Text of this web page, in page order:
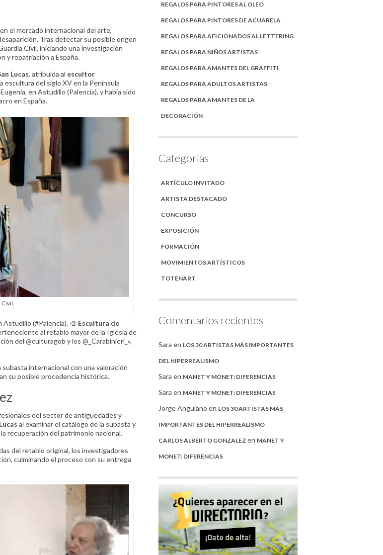
el mercado internacional del arte,
Tras detectar su posible origen
Civil, iniciando una investigación
y repatriación a España.
Lucas, atribuida al escultor
escultura del siglo XV en la Península
en Astudillo (Palencia), y había sido
en España.
(#Palencia). 🎨 Escultura de
al retablo mayor de la Iglesia de
del @culturagob y los @_Carabinieri_»,
internacional con una valoración
su posible procedencia histórica.
del sector de antigüedades y
al examinar el catálogo de la subasta y
recuperación del patrimonio nacional.
del retablo original, los investigadores
culminando el proceso con su entrega
REGALOS PARA PINTORES AL OLEO
REGALOS PARA PINTORES DE ACUARELA
REGALOS PARA AFICIONADOS AL LETTERING
REGALOS PARA NIÑOS ARTISTAS
REGALOS PARA AMANTES DEL GRAFFITI
REGALOS PARA ADULTOS ARTISTAS
REGALOS PARA AMANTES DE LA
DECORACIÓN
Categorías
ARTÍCULO INVITADO
ARTISTA DESTACADO
CONCURSO
EXPOSICIÓN
FORMACIÓN
MOVIMIENTOS ARTÍSTICOS
TOTENART
Comentarios recientes
Sara en LOS 30 ARTISTAS MÁS IMPORTANTES
DEL HIPERREALISMO
Sara en MANET Y MONET: DIFERENCIAS
Sara en MANET Y MONET: DIFERENCIAS
Jorge Anguiano en LOS 30 ARTISTAS MÁS
IMPORTANTES DEL HIPERREALISMO
CARLOS ALBERTO GONZALEZ en MANET Y
MONET: DIFERENCIAS